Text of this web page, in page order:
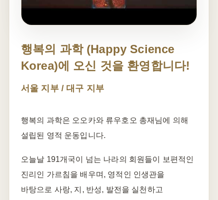
행복의 과학 (Happy Science
Korea)에 오신 것을 환영합니다!
서울 지부 / 대구 지부
행복의 과학은 오오카와 류우호오 총재님에 의해
설립된 영적 운동입니다.
오늘날 191개국이 넘는 나라의 회원들이 보편적인
진리인 가르침을 배우며, 영적인 인생관을
바탕으로 사랑, 지, 반성, 발전을 실천하고